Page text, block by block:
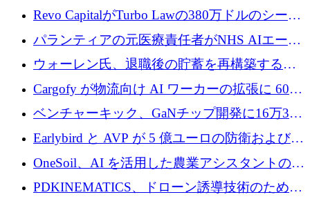
で成長を促進
Revo CapitalがTurbo Lawの380万ドルのシード
ラウンドを主導し、訴訟プラットフォームを
パランティアの元医療責任者がNHS AIエージ
ェントの立ち上げに1,000万ポンドを調達
ウォーレン氏、退職後の貯蓄を再構築するた
めに1,000万ユーロを調達
Cargofy が物流向け AI ワーカーの拡張に 600
万ドルを獲得
ベンチャーキック、GaNチップ開発に16万3千
ユーロでMinisaを支援
Earlybird と AVP が 5 億ユーロの防衛および二
重用途の成長基金である E2D を立ち上げる
OneSoil、AI を活用した農業アシスタントの拡
大に​​ 100 万ユーロを確保
PDKINEMATICS、ドローン誘導技術のために